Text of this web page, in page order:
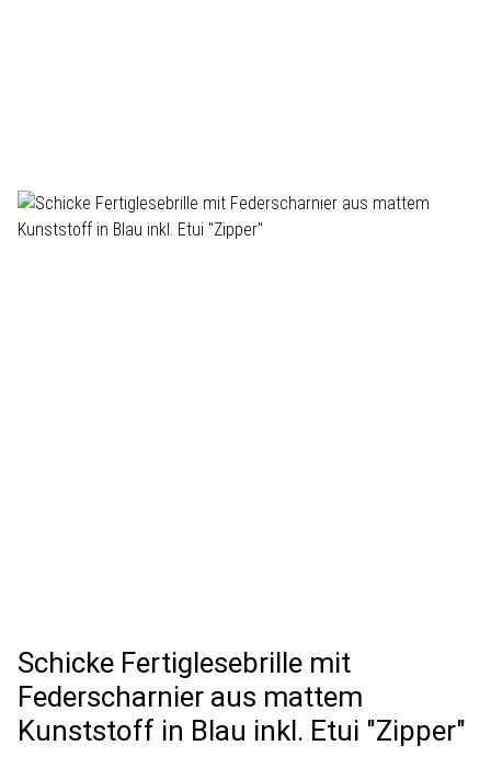
Schicke Fertiglesebrille mit
Federscharnier aus mattem
Kunststoff in Blau inkl. Etui "Zipper"